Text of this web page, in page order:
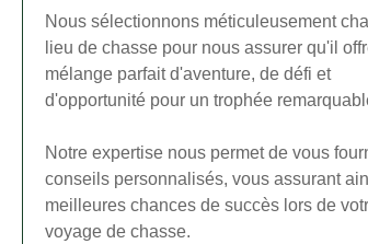
Nous sélectionnons méticuleusement
lieu de chasse pour nous assurer qu'il
mélange parfait d'aventure, de défi et
d'opportunité pour un trophée
Notre expertise nous permet de vous
conseils personnalisés, vous assurant
meilleures chances de succès lors de
voyage de chasse.